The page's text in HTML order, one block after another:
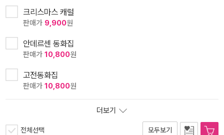
크리스마스 캐럴
판매가 9,900원
안데르센 동화집
판매가 10,800원
고전동화집
판매가 10,800원
더보기
전체선택 모두보기